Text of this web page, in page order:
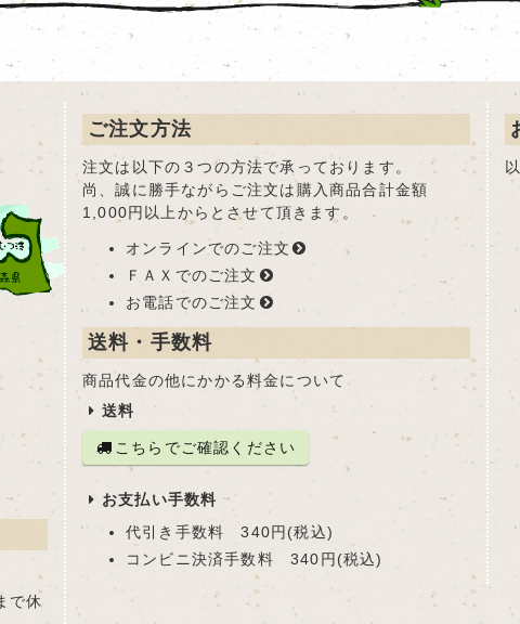
で休
ご注文方法
注文は以下の３つの方法で承っております。
尚、誠に勝手ながらご注文は購入商品合計金額
1,000円以上からとさせて頂きます。
オンラインでのご注文
ＦＡＸでのご注文
お電話でのご注文
送料・手数料
商品代金の他にかかる料金について
送料
こちらでご確認ください
お支払い手数料
代引き手数料 340円(税込)
コンビニ決済手数料 340円(税込)